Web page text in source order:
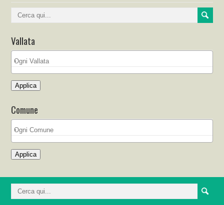
Vallata
Applica
Comune
Applica